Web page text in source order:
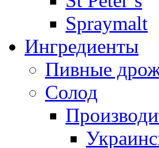
Spraymalt
Ингредиенты
Пивные
Солод